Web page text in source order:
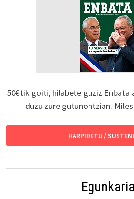
50€tik goiti, hilabete guziz Enbata
duzu zure gutunontzian.
HARPIDETU /
Egunkaria